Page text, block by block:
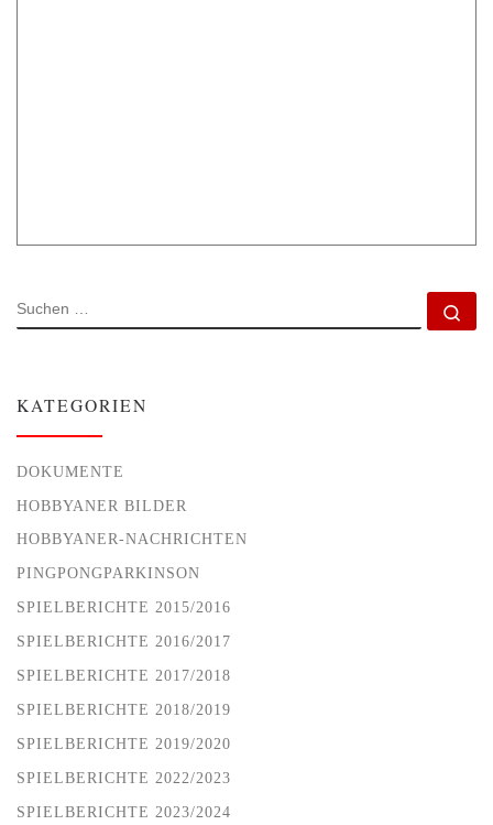
SUCHE
KATEGORIEN
DOKUMENTE
HOBBYANER BILDER
HOBBYANER-NACHRICHTEN
PINGPONGPARKINSON
SPIELBERICHTE 2015/2016
SPIELBERICHTE 2016/2017
SPIELBERICHTE 2017/2018
SPIELBERICHTE 2018/2019
SPIELBERICHTE 2019/2020
SPIELBERICHTE 2022/2023
SPIELBERICHTE 2023/2024